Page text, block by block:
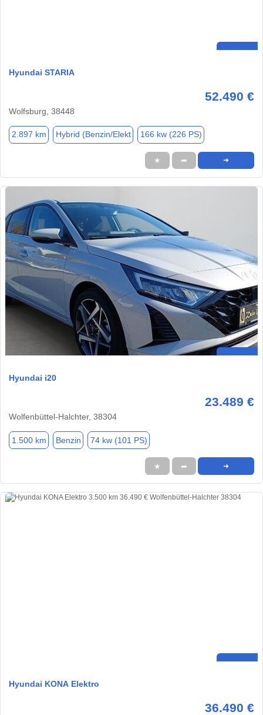
Hyundai STARIA
52.490 €
Wolfsburg, 38448
2.897 km Hybrid (Benzin/Elekt 166 kw (226 PS)
★ ➦ ➜
Hyundai i20
23.489 €
Wolfenbüttel-Halchter, 38304
1.500 km Benzin 74 kw (101 PS)
★ ➦ ➜
Hyundai KONA Elektro
36.490 €